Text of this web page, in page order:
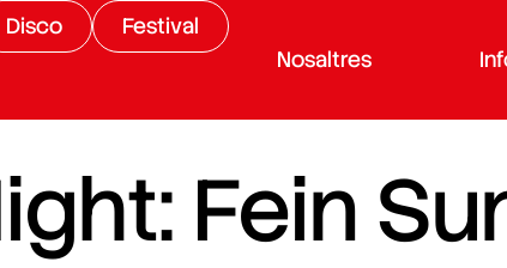
Disco
Festival
Nosaltres
Fein